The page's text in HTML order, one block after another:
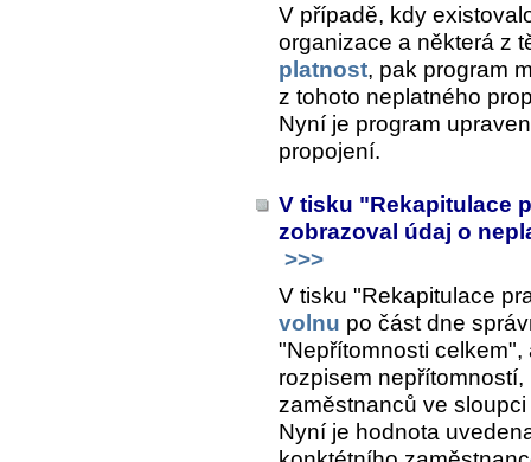
V případě, kdy
organizace a některá z
platnost, pak program
z tohoto neplatného
Nyní je program
propojení.
V tisku "Rekapitulace
zobrazoval údaj o
>>>
V tisku "Rekapitulace
volnu po část dne
"Nepřítomnosti
rozpisem
zaměstnanců ve
Nyní je hodnota